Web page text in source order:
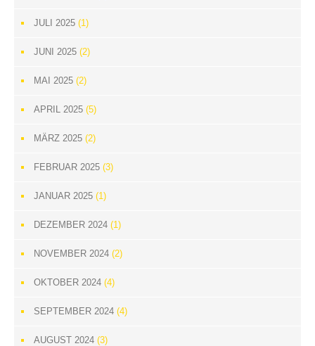
JULI 2025 (1)
JUNI 2025 (2)
MAI 2025 (2)
APRIL 2025 (5)
MÄRZ 2025 (2)
FEBRUAR 2025 (3)
JANUAR 2025 (1)
DEZEMBER 2024 (1)
NOVEMBER 2024 (2)
OKTOBER 2024 (4)
SEPTEMBER 2024 (4)
AUGUST 2024 (3)